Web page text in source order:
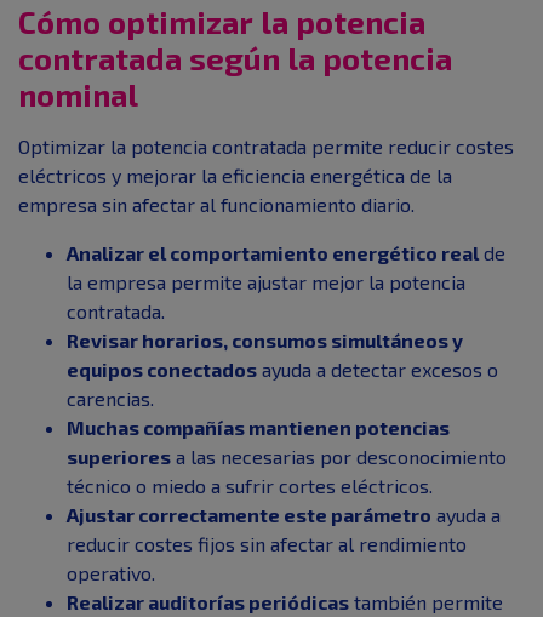
Cómo optimizar la potencia
contratada según la potencia
nominal
Optimizar la potencia contratada permite reducir costes
eléctricos y mejorar la eficiencia energética de la
empresa sin afectar al funcionamiento diario.
Analizar el comportamiento energético real de
la empresa permite ajustar mejor la potencia
contratada.
Revisar horarios, consumos simultáneos y
equipos conectados ayuda a detectar excesos o
carencias.
Muchas compañías mantienen potencias
superiores a las necesarias por desconocimiento
técnico o miedo a sufrir cortes eléctricos.
Ajustar correctamente este parámetro ayuda a
reducir costes fijos sin afectar al rendimiento
operativo.
Realizar auditorías periódicas también permite